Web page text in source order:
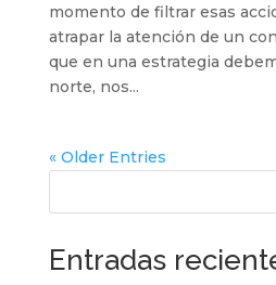
momento de filtrar esas
atrapar la atención de un
que en una estrategia
norte, nos...
« Older Entries
Entradas